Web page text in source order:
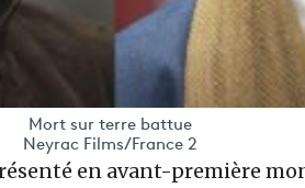
Mort sur terre battue
Neyrac Films/France 2
en avant-première